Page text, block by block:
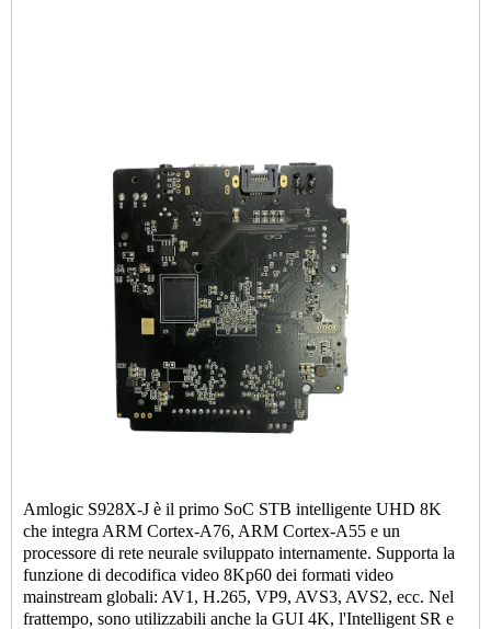
Amlogic S928X-J è il primo SoC STB intelligente UHD 8K
che integra ARM Cortex-A76, ARM Cortex-A55 e un
processore di rete neurale sviluppato internamente. Supporta la
funzione di decodifica video 8Kp60 dei formati video
mainstream globali: AV1, H.265, VP9, ​​AVS3, AVS2, ecc. Nel
frattempo, sono utilizzabili anche la GUI 4K, l'Intelligent SR e